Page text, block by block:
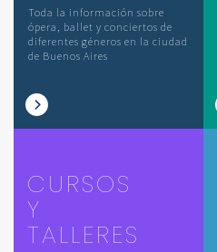
Toda la información sobre
ópera, ballet y conciertos de
diferentes géneros en la ciudad
de Buenos Aires
CURSOS
Y
TALLERES